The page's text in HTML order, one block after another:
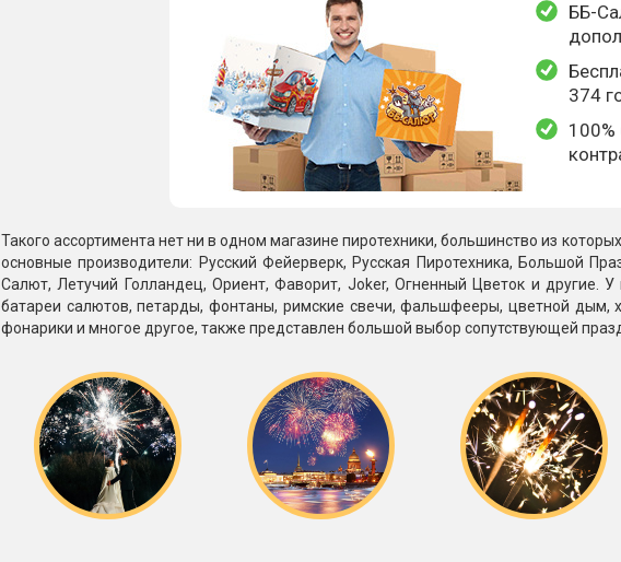
ББ-
374
100%
Такого ассортимента нет ни в одном магазине пиротехники, большинство из
основные производители: Русский Фейерверк, Русская Пиротехника, Большой
Салют, Летучий Голландец, Ориент, Фаворит, Joker, Огненный Цветок и другие.
батареи салютов, петарды, фонтаны, римские свечи, фальшфееры, цветной дым,
фонарики и многое другое, также представлен большой выбор сопутствующей